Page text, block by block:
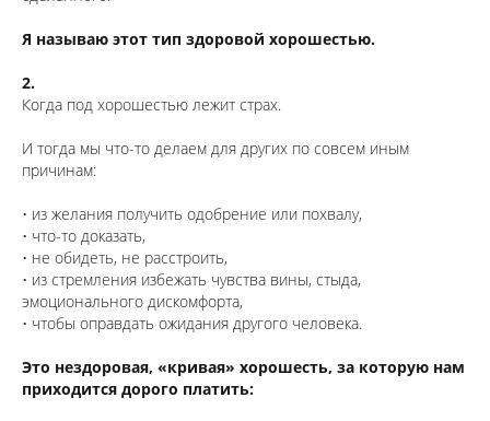
Я называю этот тип здоровой хорошестью.
2.
Когда под хорошестью лежит страх.
И тогда мы что-то делаем для других по совсем иным
причинам:
• из желания получить одобрение или похвалу,
• что-то доказать,
• не обидеть, не расстроить,
• из стремления избежать чувства вины, стыда,
эмоционального дискомфорта,
• чтобы оправдать ожидания другого человека.
Это нездоровая, «кривая» хорошесть, за которую нам
приходится дорого платить: